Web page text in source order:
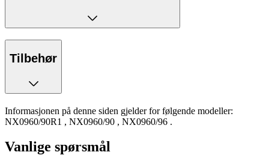
Tilbehør
Informasjonen på denne siden gjelder for følgende modeller:
NX0960/90R1 , NX0960/90 , NX0960/96 .
Vanlige spørsmål